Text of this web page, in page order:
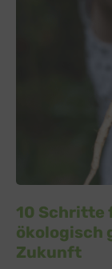
10 Schritte
ökologisch
Zukunft